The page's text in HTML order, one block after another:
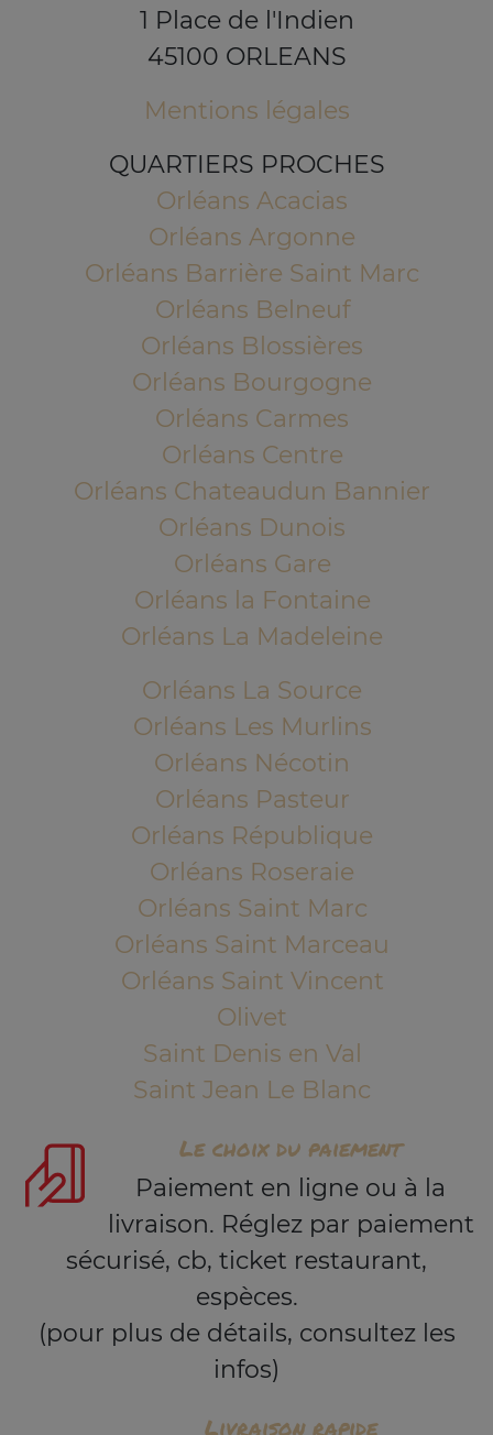
1 Place de l'Indien
45100 ORLEANS
Mentions légales
QUARTIERS PROCHES
Orléans Acacias
Orléans Argonne
Orléans Barrière Saint Marc
Orléans Belneuf
Orléans Blossières
Orléans Bourgogne
Orléans Carmes
Orléans Centre
Orléans Chateaudun Bannier
Orléans Dunois
Orléans Gare
Orléans la Fontaine
Orléans La Madeleine
Orléans La Source
Orléans Les Murlins
Orléans Nécotin
Orléans Pasteur
Orléans République
Orléans Roseraie
Orléans Saint Marc
Orléans Saint Marceau
Orléans Saint Vincent
Olivet
Saint Denis en Val
Saint Jean Le Blanc
Le choix du paiement
Paiement en ligne ou à la
livraison. Réglez par paiement
sécurisé, cb, ticket restaurant,
espèces.
(pour plus de détails, consultez les
infos)
Livraison rapide